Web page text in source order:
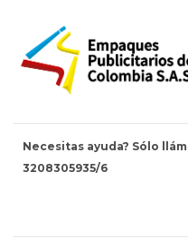
Necesitas ayuda? Sólo
3208305935/6
HOME POSTS TAGGED